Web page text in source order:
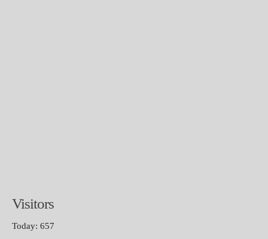
Visitors
Today: 657